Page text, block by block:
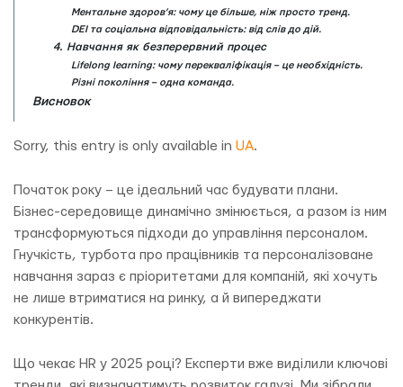
Ментальне здоров’я: чому це більше, ніж просто тренд.
DEI та соціальна відповідальність: від слів до дій.
4. Навчання як безперервний процес
Lifelong learning: чому перекваліфікація – це необхідність.
Різні покоління – одна команда.
Висновок
Sorry, this entry is only available in UA.
Початок року – це ідеальний час будувати плани.
Бізнес-середовище динамічно змінюється, а разом із ним
трансформуються підходи до управління персоналом.
Гнучкість, турбота про працівників та персоналізоване
навчання зараз є пріоритетами для компаній, які хочуть
не лише втриматися на ринку, а й випереджати
конкурентів.
Що чекає HR у 2025 році? Експерти вже виділили ключові